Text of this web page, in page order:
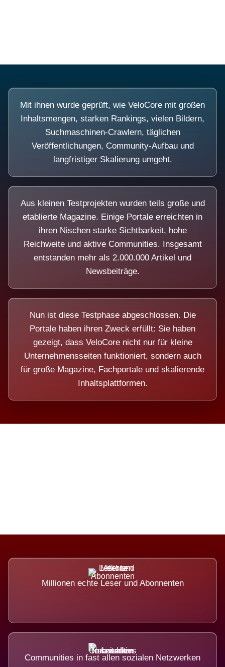
Mit ihnen wurde geprüft, wie VeloCore mit großen
Inhaltsmengen, starken Rankings, vielen Bildern,
Suchmaschinen-Crawlern, täglichen
Veröffentlichungen, Community-Aufbau und
langfristiger Skalierung umgeht.
Aus kleinen Testprojekten wurden teils große und
etablierte Magazine. Einige Portale erreichten in
ihren Nischen starke Sichtbarkeit, hohe
Reichweite und aktive Communities. Insgesamt
entstanden mehr als 2.000.000 Artikel und
Newsbeiträge.
Nun ist diese Testphase abgeschlossen. Die
Portale haben ihren Zweck erfüllt: Sie haben
gezeigt, dass VeloCore nicht nur für kleine
Unternehmensseiten funktioniert, sondern auch
für große Magazine, Fachportale und skalierende
Inhaltsplattformen.
Millionen echte Leser und Abonnenten
Communities in fast allen sozialen Netzwerken